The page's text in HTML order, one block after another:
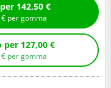
Compra con montaggio per 142,50 €
€ per gomma
Compra senza montaggio per 127,00 €
€ per gomma